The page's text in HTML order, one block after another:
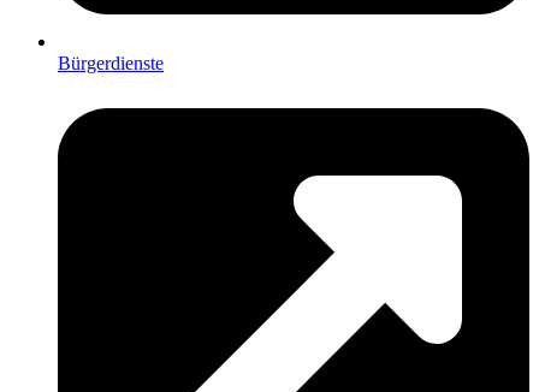
Bürgerdienste